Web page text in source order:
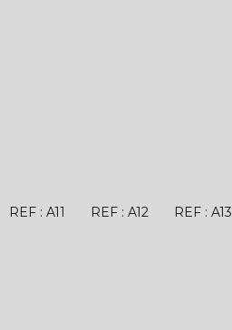
REF : A11 REF : A12 REF : A13